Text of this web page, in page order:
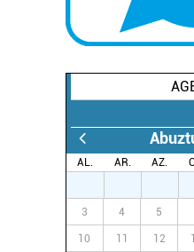
Bazkide batzuek ez dizute
bazkideen zerrenda, beren
duten interes legitimoa eta
Lortu zure datu
buruzko informazio
datuen atalean. Edozein
zure baimena Cookieen
AL. AR. AZ.
3 4 5
10 11 12